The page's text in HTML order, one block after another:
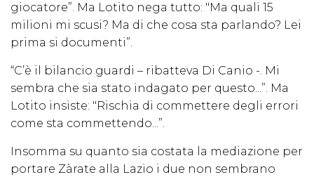
giocatore”. Ma Lotito nega tutto: "Ma quali 15
milioni mi scusi? Ma di che cosa sta parlando? Lei
prima si documenti”.
“C’è il bilancio guardi – ribatteva Di Canio -. Mi
sembra che sia stato indagato per questo...”. Ma
Lotito insiste: "Rischia di commettere degli errori
come sta commettendo...”.
Insomma su quanto sia costata la mediazione per
portare Zàrate alla Lazio i due non sembrano